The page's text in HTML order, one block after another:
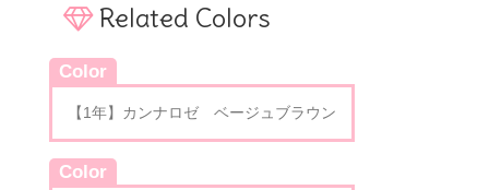
Related Colors
Color
【1年】カンナロゼ ベージュブラウン
Color